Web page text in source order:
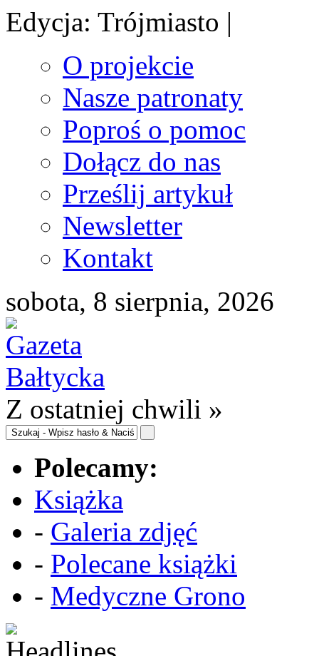
Edycja: Trójmiasto |
O projekcie
Nasze patronaty
Poproś o pomoc
Dołącz do nas
Prześlij artykuł
Newsletter
Kontakt
sobota, 8 sierpnia, 2026
Z ostatniej chwili »
Polecamy:
Książka
- Galeria zdjęć
- Polecane książki
- Medyczne Grono